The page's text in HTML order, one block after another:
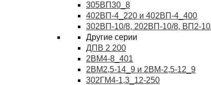
305ВП30_8
402ВП-4_220 и 402ВП-4_400
302ВП-10/8, 202ВП-10/8, ВП2-
Другие серии
ДПВ 2 200
2ВМ4-8_401
2ВМ2,5-14_9 и 2ВМ-2,5-12_9
302ГМ4-1,3_12-250